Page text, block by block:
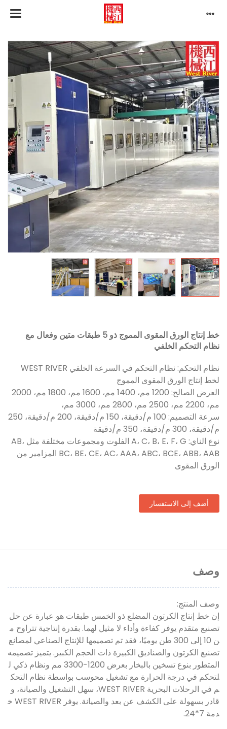
خط إنتاج الورق المقوى المموج ذو 5 طبقات متين وفعال مع
نظام التحكم الخلفي
نظام التحكم: نظام التحكم في السرعة الخلفي WEST RIVER
لخط إنتاج الورق المقوى المموج
العرض الصالح: 1200 مم، 1400 مم، 1600 مم، 1800 مم، 2000
مم، 2200 مم، 2500 مم، 2800 مم، 3000 مم،
سرعة التصميم: 100 م/دقيقة، 150 م/دقيقة، 200 م/دقيقة، 250
م/دقيقة، 300 م/دقيقة، 350 م/دقيقة
نوع الناي: A، C، B، E، F، G الفلوت ومجموعات مختلفة مثل AB،
BC، BE، CE، AC، AAA، ABC، BCE، ABB، AAB المزامير من
الورق المقوى
أضف إلى الاستفسار
وصف
وصف المنتج:
إن خط إنتاج الكرتون المضلع ذو الخمس طبقات هو عبارة عن حل
تصنيع متقدم يوفر كفاءة وأداء لا مثيل لهما. بقدرة إنتاجية تتراوح م
ن 10 إلى 300 طن يوميًا، فقد تم تصميمها للإنتاج الصناعي لمصانع
تصنيع الكرتون والصناديق الكبيرة ذات الحجم الكبير. يتميز تصميمه
المتطور بنوع تسخين بالبخار بعرض 1200-3300 مم ونظام ذكي ل
لتحكم في درجة الحرارة مع تشغيل محوسب بواسطة نظام التحك
م في الرحلات البحرية WEST RIVER، سهل التشغيل والصيانة، و
قادر بسهولة على الكشف عن بعد والصيانة. يوفر WEST RIVER خ
دمة 7*24.